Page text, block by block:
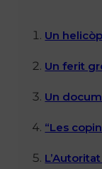
Un
Un ferit
Un
“Les